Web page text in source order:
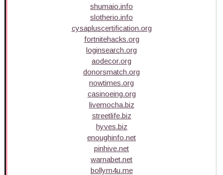
shumaio.info
slotherio.info
cysapluscertification.org
fortnitehacks.org
loginsearch.org
aodecor.org
donorsmatch.org
nowtimes.org
casinoeing.org
livemocha.biz
streetlife.biz
hyves.biz
enoughinfo.net
pinhive.net
warnabet.net
bollym4u.me